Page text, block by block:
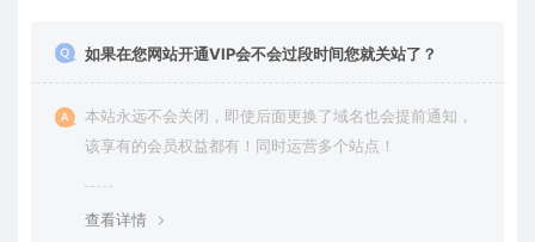
如果在您网站开通VIP会不会过段时间您就关站了？
本站永远不会关闭，即使后面更换了域名也会提前通知，
该享有的会员权益都有！同时运营多个站点！
查看详情